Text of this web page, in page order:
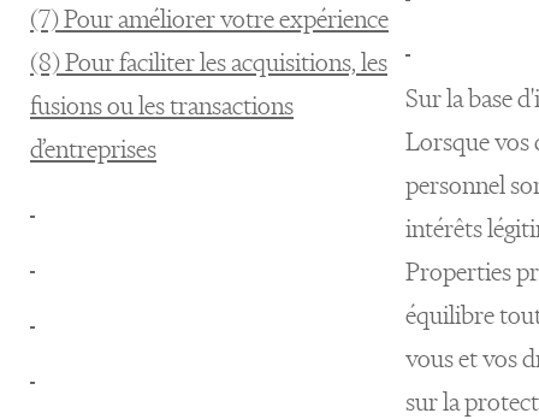
(7) Pour améliorer votre expérience
(8) Pour faciliter les acquisitions, les
fusions ou les transactions
d’entreprises
Sur la base
Lorsque vos
personnel
intérêts
Properties
équilibre
vous et vos
sur la